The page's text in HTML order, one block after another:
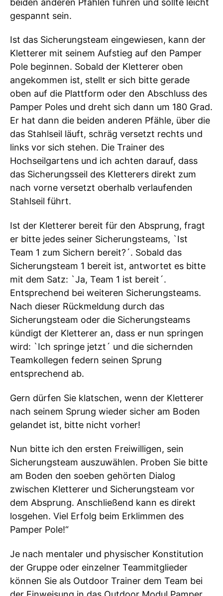
beiden anderen Pfählen führen und sollte leicht
gespannt sein.
Ist das Sicherungsteam eingewiesen, kann der
Kletterer mit seinem Aufstieg auf den Pamper
Pole beginnen. Sobald der Kletterer oben
angekommen ist, stellt er sich bitte gerade
oben auf die Plattform oder den Abschluss des
Pamper Poles und dreht sich dann um 180 Grad.
Er hat dann die beiden anderen Pfähle, über die
das Stahlseil läuft, schräg versetzt rechts und
links vor sich stehen. Die Trainer des
Hochseilgartens und ich achten darauf, dass
das Sicherungsseil des Kletterers direkt zum
nach vorne versetzt oberhalb verlaufenden
Stahlseil führt.
Ist der Kletterer bereit für den Absprung, fragt
er bitte jedes seiner Sicherungsteams, `Ist
Team 1 zum Sichern bereit?´. Sobald das
Sicherungsteam 1 bereit ist, antwortet es bitte
mit dem Satz: `Ja, Team 1 ist bereit´.
Entsprechend bei weiteren Sicherungsteams.
Nach dieser Rückmeldung durch das
Sicherungsteam oder die Sicherungsteams
kündigt der Kletterer an, dass er nun springen
wird: `Ich springe jetzt´ und die sichernden
Teamkollegen federn seinen Sprung
entsprechend ab.
Gern dürfen Sie klatschen, wenn der Kletterer
nach seinem Sprung wieder sicher am Boden
gelandet ist, bitte nicht vorher!
Nun bitte ich den ersten Freiwilligen, sein
Sicherungsteam auszuwählen. Proben Sie bitte
am Boden den soeben gehörten Dialog
zwischen Kletterer und Sicherungsteam vor
dem Absprung. Anschließend kann es direkt
losgehen. Viel Erfolg beim Erklimmen des
Pamper Pole!“
Je nach mentaler und physischer Konstitution
der Gruppe oder einzelner Teammitglieder
können Sie als Outdoor Trainer dem Team bei